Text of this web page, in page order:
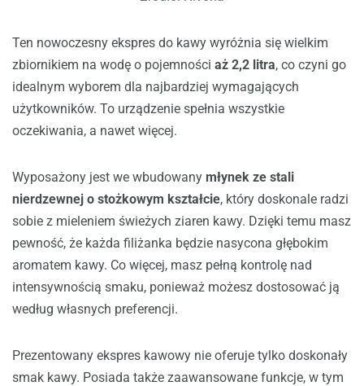
Ten nowoczesny ekspres do kawy wyróżnia się wielkim
zbiornikiem na wodę o pojemności aż 2,2 litra, co czyni go
idealnym wyborem dla najbardziej wymagających
użytkowników. To urządzenie spełnia wszystkie
oczekiwania, a nawet więcej.
Wyposażony jest we wbudowany młynek ze stali
nierdzewnej o stożkowym kształcie, który doskonale radzi
sobie z mieleniem świeżych ziaren kawy. Dzięki temu masz
pewność, że każda filiżanka będzie nasycona głębokim
aromatem kawy. Co więcej, masz pełną kontrolę nad
intensywnością smaku, ponieważ możesz dostosować ją
według własnych preferencji.
Prezentowany ekspres kawowy nie oferuje tylko doskonały
smak kawy. Posiada także zaawansowane funkcje, w tym